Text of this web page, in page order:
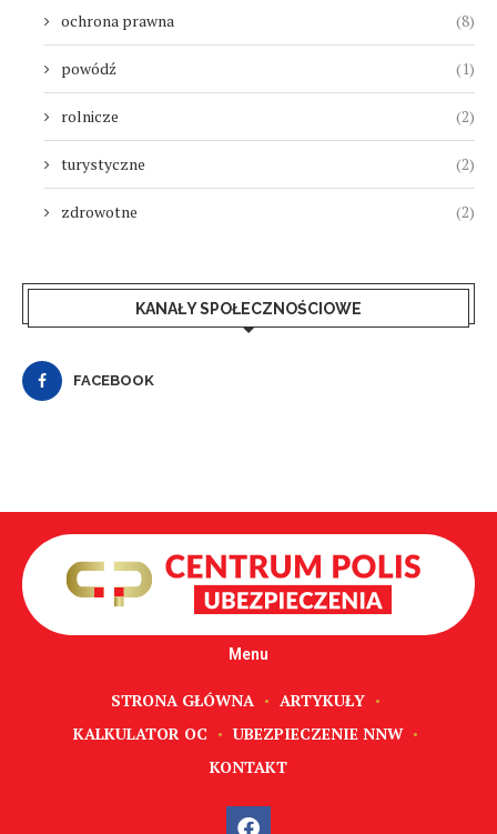
ochrona prawna (8)
powódź (1)
rolnicze (2)
turystyczne (2)
zdrowotne (2)
KANAŁY SPOŁECZNOŚCIOWE
FACEBOOK
Menu
STRONA GŁÓWNA
ARTYKUŁY
KALKULATOR OC
UBEZPIECZENIE NNW
KONTAKT